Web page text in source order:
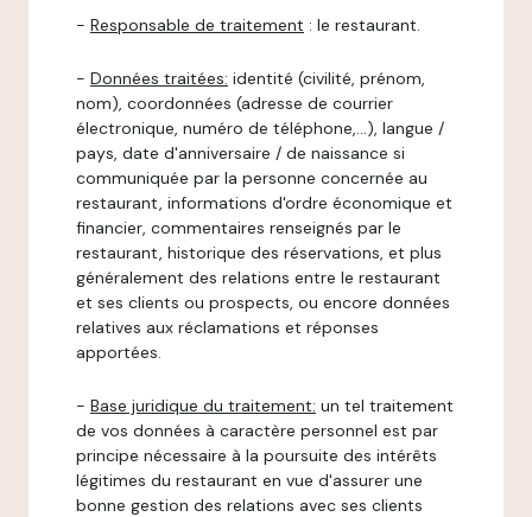
- Responsable de traitement : le restaurant.
- Données traitées: identité (civilité, prénom,
nom), coordonnées (adresse de courrier
électronique, numéro de téléphone,…), langue /
pays, date d'anniversaire / de naissance si
communiquée par la personne concernée au
restaurant, informations d'ordre économique et
financier, commentaires renseignés par le
restaurant, historique des réservations, et plus
généralement des relations entre le restaurant
et ses clients ou prospects, ou encore données
relatives aux réclamations et réponses
apportées.
- Base juridique du traitement: un tel traitement
de vos données à caractère personnel est par
principe nécessaire à la poursuite des intérêts
légitimes du restaurant en vue d'assurer une
bonne gestion des relations avec ses clients